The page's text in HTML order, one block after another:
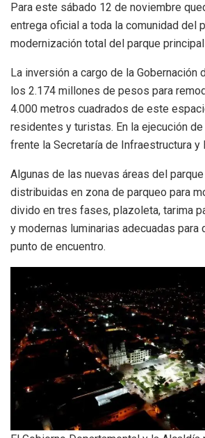
Para este sábado 12 de noviembre
entrega oficial a toda la comunidad del
modernización total del parque
La inversión a cargo de la Gobernación
los 2.174 millones de pesos para
4.000 metros cuadrados de este
residentes y turistas. En la ejecución
frente la Secretaría de Infraestructura y
Algunas de las nuevas áreas del
distribuidas en zona de parqueo para
divido en tres fases, plazoleta, tarima
y modernas luminarias adecuadas para
punto de encuentro.